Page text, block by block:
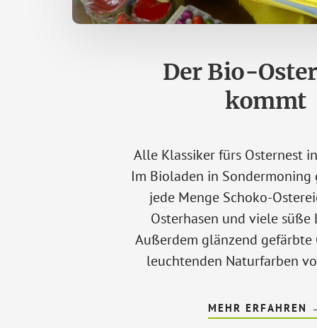
Der Bio-
kommt
Alle Klassiker fürs Osternest
Im Bioladen in Sondermoning
jede Menge Schoko-
Osterhasen und viele süße
Außerdem glänzend gefärbte
leuchtenden Naturfarben
MEHR ERFAHREN